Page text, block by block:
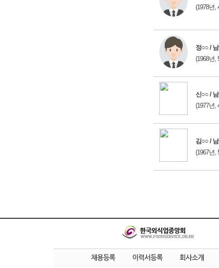
(1978년,
정○○ / 남
(1968년,
신○○ / 남
(1977년,
김○○ / 남
(1967년,